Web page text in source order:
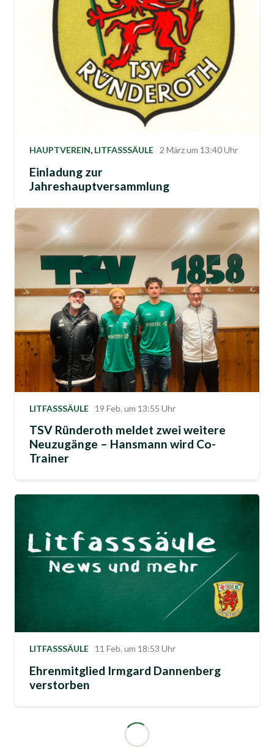
HAUPTVEREIN, LITFASSSÄULE 2 März um 13:40 Uhr
Einladung zur
Jahreshauptversammlung
LITFASSSÄULE 19 Feb. um 13:55 Uhr
TSV Ründeroth meldet zwei weitere
Neuzugänge – Hansmann wird Co-
Trainer
LITFASSSÄULE 11 Feb. um 18:53 Uhr
Ehrenmitglied Irmgard Dannenberg
verstorben